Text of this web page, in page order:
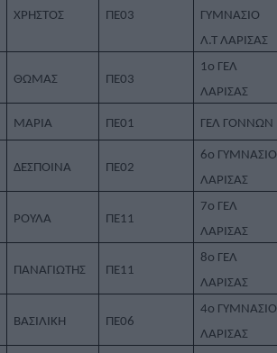
ΧΡΗΣΤΟΣ ΠΕ03
ΓΥΜΝΑΣΙΟ
Λ.Τ ΛΑΡΙΣΑΣ
ΘΩΜΑΣ ΠΕ03
1ο ΓΕΛ
ΛΑΡΙΣΑΣ
ΜΑΡΙΑ ΠΕ01 ΓΕΛ ΓΟΝΝΩΝ
ΔΕΣΠΟΙΝΑ ΠΕ02
6ο ΓΥΜΝΑΣΙΟ
ΛΑΡΙΣΑΣ
ΡΟΥΛΑ ΠΕ11
7ο ΓΕΛ
ΛΑΡΙΣΑΣ
ΠΑΝΑΓΙΩΤΗΣ ΠΕ11
8ο ΓΕΛ
ΛΑΡΙΣΑΣ
ΒΑΣΙΛΙΚΗ ΠΕ06
4ο ΓΥΜΝΑΣΙΟ
ΛΑΡΙΣΑΣ